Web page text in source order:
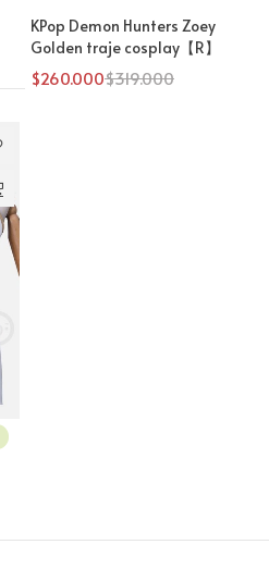
KPop Demon Hunters Zoey
Golden traje cosplay【R】
$319.000
$260.000